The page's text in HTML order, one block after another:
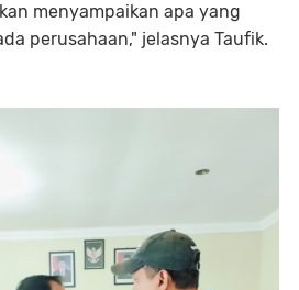
menyampaikan apa yang
perusahaan," jelasnya Taufik.